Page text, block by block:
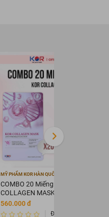
MỸ PHẨM KOR HÀN QUỐC
COMBO 20 Miếng mặt nạ KOR
COLLAGEN MASK - ANTI
WARINKLE FUNCTION
560.000 đ
Đã bán 0